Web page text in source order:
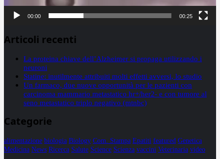
00:00 00:25
Articoli recenti
La proteina chiave dell’Alzheimer si propaga utilizzando i
neuroni
Statine: inutilmente attribuiti molti effetti avversi, lo studio
Un farmaco, due nuove opportunità per le pazienti con
carcinoma mammario metastatico hr+/her2- e con tumore al
seno metastatico triplo negativo (mtnbc)
Categorie
alimentazione biologia Biology Com. Stampa Epatiti featured Genetica
Medicina News Ricerca Salute Science Scienza vaccini Veterinaria video